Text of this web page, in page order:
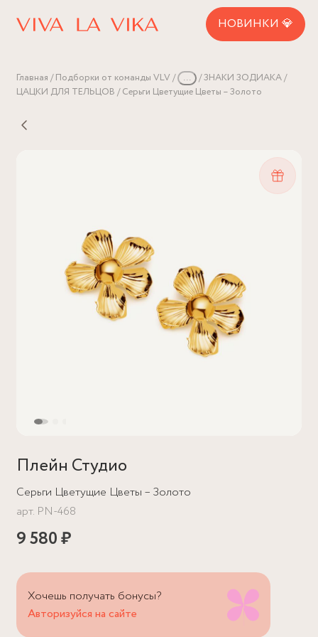
НОВИНКИ 💎
Главная Подборки от команды VLV ...
ЗНАКИ ЗОДИАКА
ЦАЦКИ ДЛЯ ТЕЛЬЦОВ
Серьги Цветущие Цветы – Золото
Плейн Студио
Серьги Цветущие Цветы – Золото
арт. PN-468
9 580 ₽
Хочешь получать бонусы?
Авторизуйся на сайте